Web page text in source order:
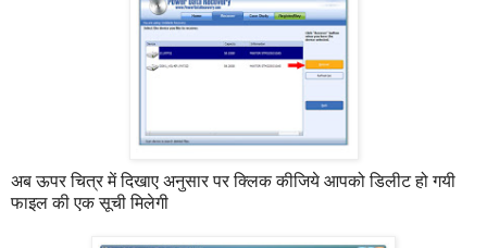
अब ऊपर चित्र में दिखाए अनुसार पर क्लिक कीजिये आपको डिलीट हो गयी
फाइल की एक सूची मिलेगी